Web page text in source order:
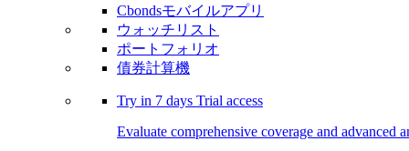
Cbondsモバイルアプリ
ウォッチリスト
ポートフォリオ
債券計算機
Try in 7 days Trial access
Evaluate comprehensive coverage and advanced